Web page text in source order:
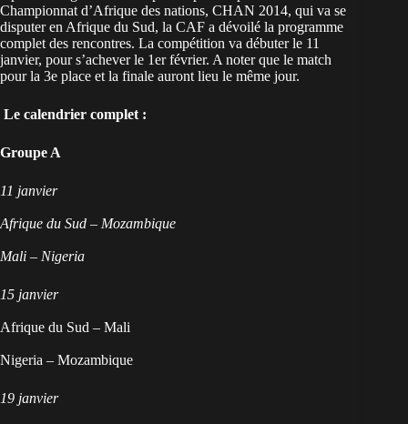
Championnat d’Afrique des nations, CHAN 2014, qui va se
disputer en Afrique du Sud, la CAF a dévoilé la programme
complet des rencontres. La compétition va débuter le 11
janvier, pour s’achever le 1er février. A noter que le match
pour la 3e place et la finale auront lieu le même jour.
Le calendrier complet :
Groupe A
11 janvier
Afrique du Sud – Mozambique
Mali – Nigeria
15 janvier
Afrique du Sud – Mali
Nigeria – Mozambique
19 janvier